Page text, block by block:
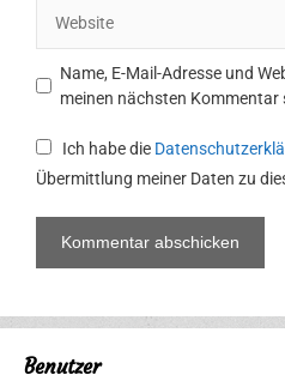
Name, E-Mail-Adresse und
meinen nächsten Kommentar
Ich habe die
Übermittlung meiner Daten zu
Benutzer